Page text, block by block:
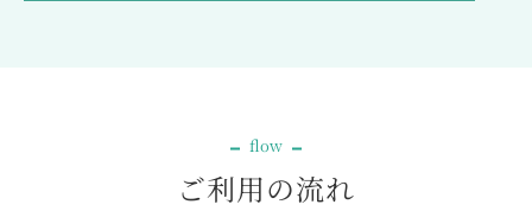
flow
ご利用の流れ